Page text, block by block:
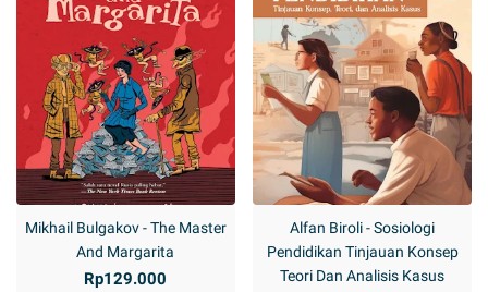
Mikhail Bulgakov - The Master
And Margarita
Rp129.000
Alfan Biroli - Sosiologi
Pendidikan Tinjauan Konsep
Teori Dan Analisis Kasus